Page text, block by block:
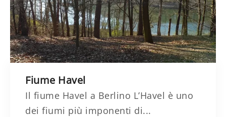
Fiume Havel
Il fiume Havel a Berlino L’Havel è uno
dei fiumi più imponenti di...